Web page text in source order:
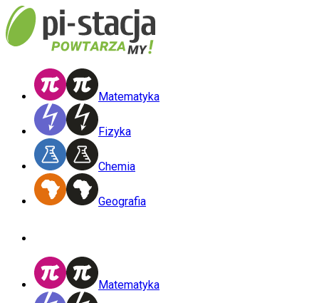
Matematyka
Fizyka
Chemia
Geografia
Matematyka